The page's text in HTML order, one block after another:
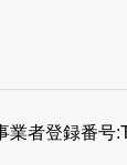
業者登録番号